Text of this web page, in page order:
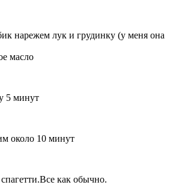
нарежем лук и грудинку (у меня она
масло
5 минут
около 10 минут
как обычно.